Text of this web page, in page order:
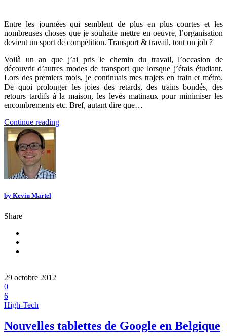
Entre les journées qui semblent de plus en plus courtes et les
nombreuses choses que je souhaite mettre en oeuvre, l’organisation
devient un sport de compétition. Transport & travail, tout un job ?
Voilà un an que j’ai pris le chemin du travail, l’occasion de
découvrir d’autres modes de transport que lorsque j’étais étudiant.
Lors des premiers mois, je continuais mes trajets en train et métro.
De quoi prolonger les joies des retards, des trains bondés, des
retours tardifs à la maison, les levés matinaux pour minimiser les
encombrements etc. Bref, autant dire que…
Continue reading
by Kevin Martel
Share
29 octobre 2012
0
6
High-Tech
Nouvelles tablettes de Google en Belgique